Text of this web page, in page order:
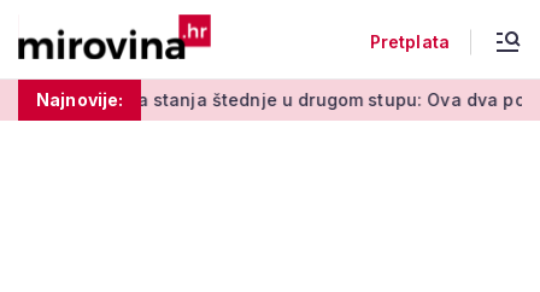
Pretplata
Najnovije:
stanja štednje u drugom stupu: Ova dva pojma morate znati